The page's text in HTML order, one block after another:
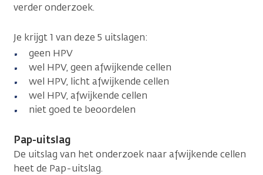
verder onderzoek.
Je krijgt 1 van deze 5 uitslagen:
geen HPV
wel HPV, geen afwijkende cellen
wel HPV, licht afwijkende cellen
wel HPV, afwijkende cellen
niet goed te beoordelen
Pap-uitslag
De uitslag van het onderzoek naar afwijkende cellen
heet de Pap-uitslag.